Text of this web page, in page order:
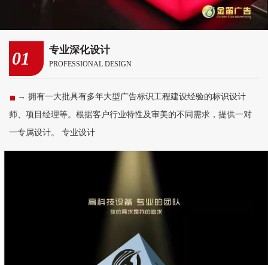
01 专业深化设计
PROFESSIONAL DESIGN
→ 拥有一大批具有多年大型广告标识工程建设经验的标识设计
师、项目经理等。根据客户行业特性及审美的不同需求，提供一对
一专属设计。 专业设计